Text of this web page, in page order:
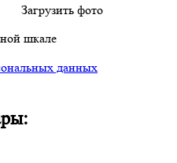
Загрузить фото
шкале
данных